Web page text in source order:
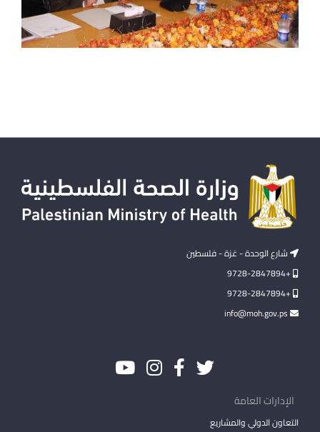
شارع الوحدة - غزة - فلسطين
+9728-2847894
+9728-2847894
الإدارات العامة
التعاون الدولي والمشاريع